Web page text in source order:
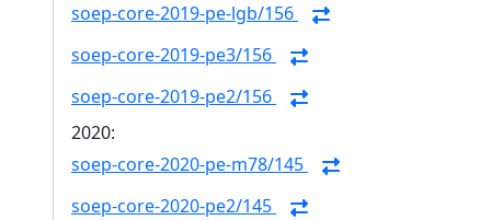
soep-core-2019-pe-lgb/156
soep-core-2019-pe3/156
soep-core-2019-pe2/156
2020:
soep-core-2020-pe-m78/145
soep-core-2020-pe2/145